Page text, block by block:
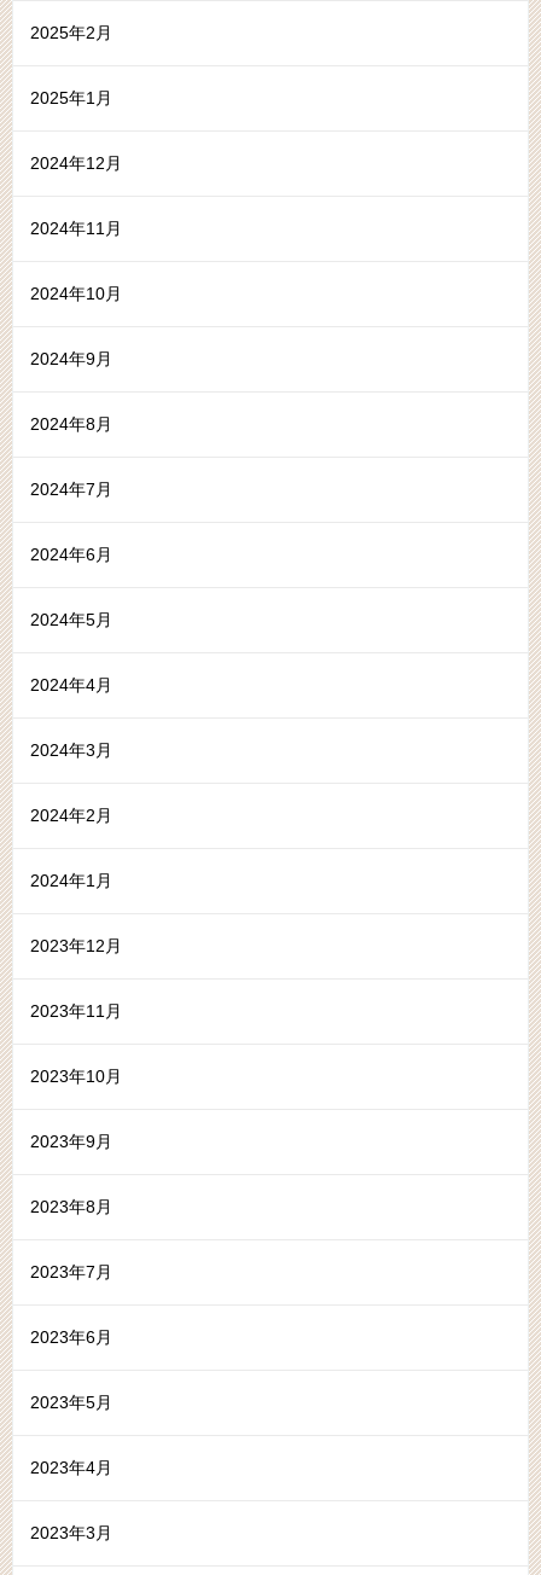
2025年2月
2025年1月
2024年12月
2024年11月
2024年10月
2024年9月
2024年8月
2024年7月
2024年6月
2024年5月
2024年4月
2024年3月
2024年2月
2024年1月
2023年12月
2023年11月
2023年10月
2023年9月
2023年8月
2023年7月
2023年6月
2023年5月
2023年4月
2023年3月